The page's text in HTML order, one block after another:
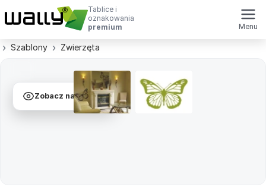
Tablice i
oznakowania
premium
Menu
Szablony Zwierzęta
Zobacz na ścianie